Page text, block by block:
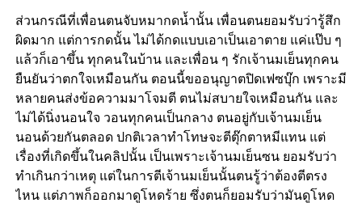
ส่วนกรณีที่เพื่อนตนจับหมากดน้ำนั้น เพื่อนตนยอมรับว่ารู้สึก
ผิดมาก แต่การกดนั้น ไม่ได้กดแบบเอาเป็นเอาตาย แค่แป๊บ ๆ
แล้วก็เอาขึ้น ทุกคนในบ้าน และเพื่อน ๆ รักเจ้านมเย็นทุกคน
ยืนยันว่าตกใจเหมือนกัน ตอนนี้ขออนุญาตปิดเฟซบุ๊ก เพราะมี
หลายคนส่งข้อความมาโจมตี ตนไม่สบายใจเหมือนกัน และ
ไม่ได้นิ่งนอนใจ วอนทุกคนเป็นกลาง ตนอยู่กับเจ้านมเย็น
นอนด้วยกันตลอด ปกติเวลาทำโทษจะตีตุ๊กตาหมีแทน แต่
เรื่องที่เกิดขึ้นในคลิปนั้น เป็นเพราะเจ้านมเย็นซน ยอมรับว่า
ทำเกินกว่าเหตุ แต่ในการตีเจ้านมเย็นนั้นตนรู้ว่าต้องตีตรง
ไหน แต่ภาพก็ออกมาดูโหดร้าย ซึ่งตนก็ยอมรับว่ามันดูโหด